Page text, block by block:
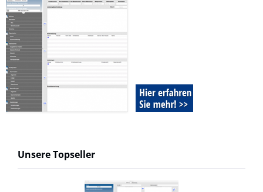
Unsere Topseller